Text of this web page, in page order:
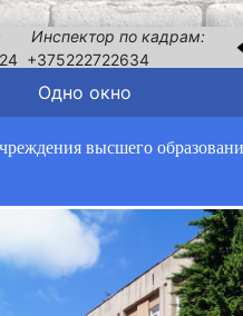
Инспектор по кадрам:
+375222722634
Одно окно
высшего